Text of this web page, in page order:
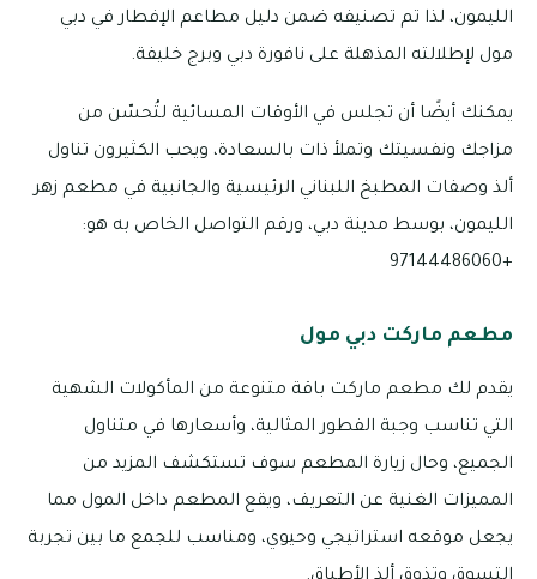
الليمون، لذا تم تصنيفه ضمن دليل مطاعم الإفطار في دبي
مول لإطلالته المذهلة على نافورة دبي وبرج خليفة.
يمكنك أيضًا أن تجلس في الأوقات المسائية لتُحسّن من
مزاجك ونفسيتك وتملأ ذات بالسعادة، ويحب الكثيرون تناول
ألذ وصفات المطبخ اللبناني الرئيسية والجانبية في مطعم زهر
الليمون، بوسط مدينة دبي، ورقم التواصل الخاص به هو:
+97144486060
مطعم ماركت دبي مول
يقدم لك مطعم ماركت باقة متنوعة من المأكولات الشهية
التي تناسب وجبة الفطور المثالية، وأسعارها في متناول
الجميع، وحال زيارة المطعم سوف تستكشف المزيد من
المميزات الغنية عن التعريف، ويقع المطعم داخل المول مما
يجعل موقعه استراتيجي وحيوي، ومناسب للجمع ما بين تجربة